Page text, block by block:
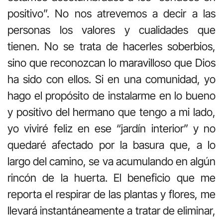
positivo”. No nos atrevemos a decir a las
personas los valores y cualidades que
tienen. No se trata de hacerles soberbios,
sino que reconozcan lo maravilloso que Dios
ha sido con ellos. Si en una comunidad, yo
hago el propósito de instalarme en lo bueno
y positivo del hermano que tengo a mi lado,
yo viviré feliz en ese “jardín interior” y no
quedaré afectado por la basura que, a lo
largo del camino, se va acumulando en algún
rincón de la huerta. El beneficio que me
reporta el respirar de las plantas y flores, me
llevará instantáneamente a tratar de eliminar,